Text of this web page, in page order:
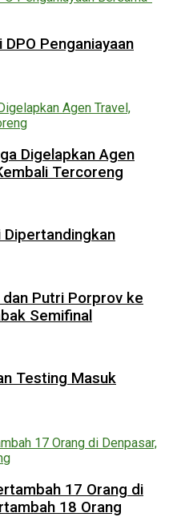
Penganiayaan
Digelapkan Agen
Tercoreng
Putri Porprov ke
Semifinal
Testing Masuk
17 Orang di
18 Orang